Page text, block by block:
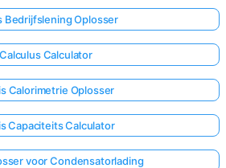
Bedrijfslening Oplosser
Calculus Calculator
Calorimetrie Oplosser
Capaciteits Calculator
voor Condensatorlading